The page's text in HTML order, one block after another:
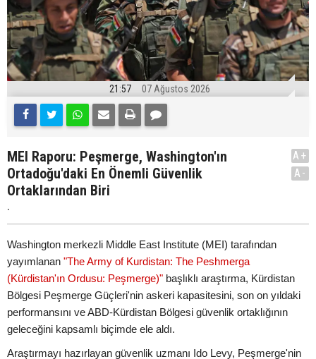
21:57 07 Ağustos 2026
MEI Raporu: Peşmerge, Washington'ın
Ortadoğu'daki En Önemli Güvenlik
Ortaklarından Biri
.
A+
A-
Washington merkezli Middle East Institute (MEI) tarafından
yayımlanan "The Army of Kurdistan: The Peshmerga
(Kürdistan'ın Ordusu: Peşmerge)" başlıklı araştırma, Kürdistan
Bölgesi Peşmerge Güçleri'nin askeri kapasitesini, son on yıldaki
performansını ve ABD-Kürdistan Bölgesi güvenlik ortaklığının
geleceğini kapsamlı biçimde ele aldı.
Araştırmayı hazırlayan güvenlik uzmanı Ido Levy, Peşmerge'nin